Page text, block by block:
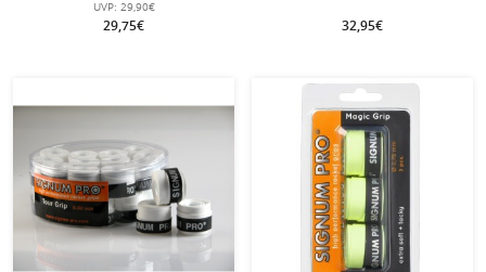
UVP: 29,90€
29,75€ 32,95€